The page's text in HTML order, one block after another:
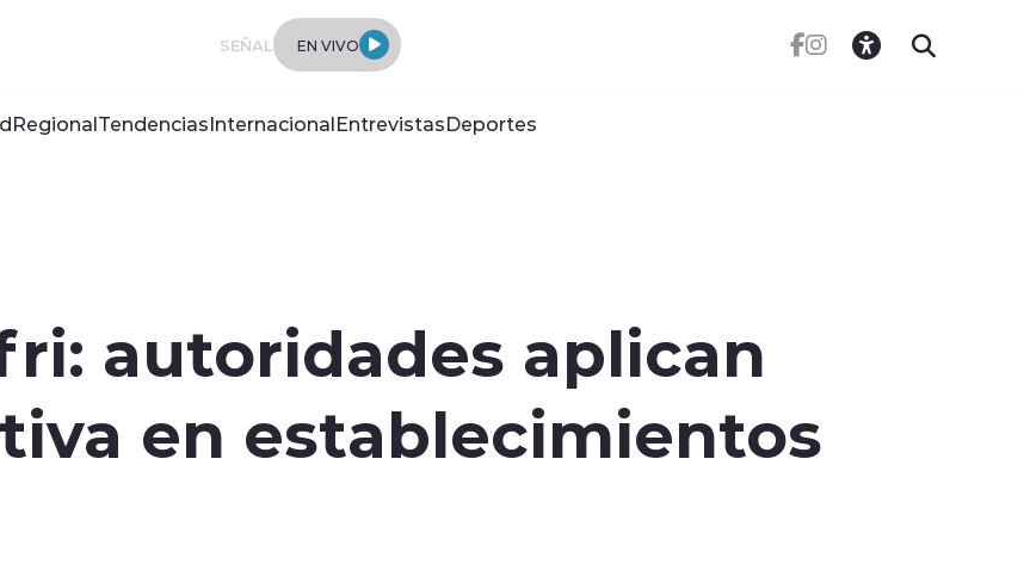
SEÑAL EN VIVO
RegionalTendenciasInternacionalEntrevistasDeportes
autoridades aplican
en establecimientos